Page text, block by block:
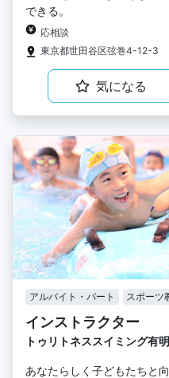
できる。
応相談
東京都世田谷区弦巻4-12-3
気になる
アルバイト・パート スポーツ
インストラクター
トゥリトネススイミング有明
あなたらしく子どもたちと